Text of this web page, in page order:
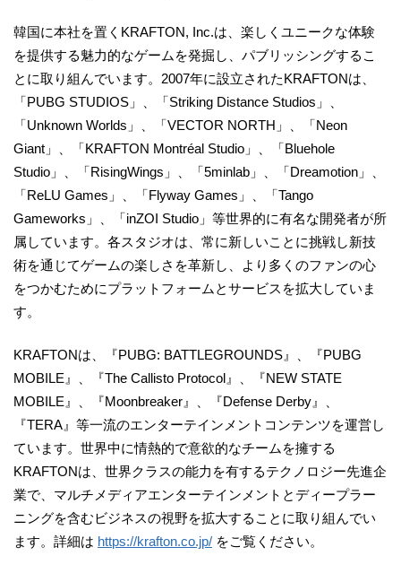
韓国に本社を置くKRAFTON, Inc.は、楽しくユニークな体験
を提供する魅力的なゲームを発掘し、パブリッシングするこ
とに取り組んでいます。2007年に設立されたKRAFTONは、
「PUBG STUDIOS」、「Striking Distance Studios」、
「Unknown Worlds」、「VECTOR NORTH」、「Neon
Giant」、「KRAFTON Montréal Studio」、「Bluehole
Studio」、「RisingWings」、「5minlab」、「Dreamotion」、
「ReLU Games」、「Flyway Games」、「Tango
Gameworks」、「inZOI Studio」等世界的に有名な開発者が所
属しています。各スタジオは、常に新しいことに挑戦し新技
術を通じてゲームの楽しさを革新し、より多くのファンの心
をつかむためにプラットフォームとサービスを拡大していま
す。
KRAFTONは、『PUBG: BATTLEGROUNDS』、『PUBG
MOBILE』、『The Callisto Protocol』、『NEW STATE
MOBILE』、『Moonbreaker』、『Defense Derby』、
『TERA』等一流のエンターテインメントコンテンツを運営し
ています。世界中に情熱的で意欲的なチームを擁する
KRAFTONは、世界クラスの能力を有するテクノロジー先進企
業で、マルチメディアエンターテインメントとディープラー
ニングを含むビジネスの視野を拡大することに取り組んでい
ます。詳細は https://krafton.co.jp/ をご覧ください。